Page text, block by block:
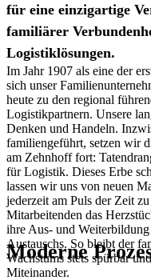
für eine einzigartige
familiärer
Logistiklösungen.
Im Jahr 1907 als eine der
sich unser
heute zu den regional
Logistikpartnern. Unsere
Denken und Handeln.
familiengeführt, setzen wir
am Zehnhoff fort:
für Logistik. Dieses Erbe
lassen wir uns von neuen
jederzeit am Puls der Zeit
Mitarbeitenden das
ihre Aus- und
Austauschs. So bleibt der
Wachstums stets spürbar
Miteinander.
Moderne